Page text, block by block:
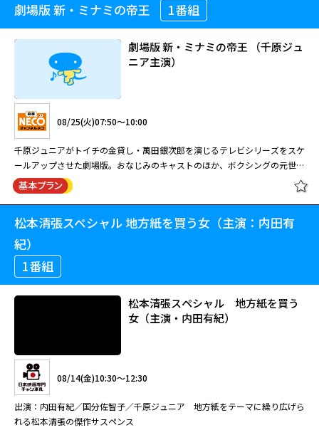
[字]新・ミナミの帝王２０ 銀次郎
の愛した味を守れ！（千原ジュニア
主演）
08/10(月)19:00～20:55
千原ジュニアが大阪ミナミの高利貸し・萬田銀次郎をクールに演じる人気シ
リーズ。共演：大東駿介 赤井英和(21年・120分)
（千原ジュニア主演）
08/18(火)06:00～07:25
わされる。だが萬田銀次郎はその裏にある巧妙な罠を見抜き、富永を救うた
ュニア主演）
劇場版 新・ミナミの帝王 1番組
劇場版 新・ミナミの帝王 （千原ジュ
ニア主演）
08/25(火)07:50～10:00
千原ジュニアがトイチの金貸し・萬田銀次郎を演じるテレビシリーズをスケ
ールアップさせた劇場版。おなじみのキャストのほか、ボクシングの元世界
王者・亀田大毅も出演している。ある日、銀次郎はミナミの和菓子屋の主人
から借金を申し込まれる。店がある一帯はショッピングセンター建設の話が
としていた。
劇場版 新・ミナミの帝王 （千原ジュ
08/25(火)07:50～10:00
千原ジュニアがトイチの金貸し・萬田銀次郎を演じるテレビシリーズをスケ
王者・亀田大毅も出演している。ある日、銀次郎はミナミの和菓子屋の主人
から借金を申し込まれる。店がある一帯はショッピングセンター建設の話が
持ち上がっており、地上げ屋が政治家とつるんで商店主を街から追い出そう
としていた。
閉じる
松本清張スペシャル 地方紙を買う女（主演：内田有
紀）
1番組
松本清張スペシャル 地方紙を買う
女（主演・内田有紀）
08/14(金)10:30～12:30
出演：内田有紀／国分佐智子／千原ジュニア 地方紙をテーマに繰り広げら
れる松本清張の傑作サスペンス